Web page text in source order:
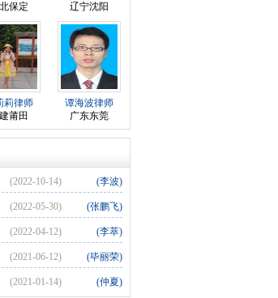
保定
辽宁沈阳
莉律师
莆田
谭海波律师
广东东莞
(李波)
(2022-10-14)
走了我的手机、电脑，怎
(张鹏飞)
(2022-05-30)
(李萃)
(2022-04-12)
(毕丽荣)
(2021-06-12)
(仲夏)
(2021-01-14)